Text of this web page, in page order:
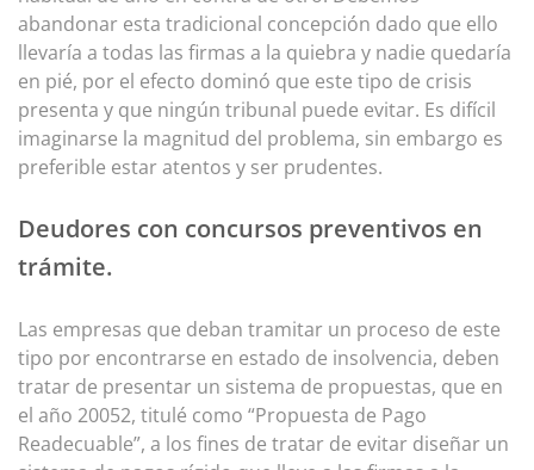
abandonar esta tradicional concepción dado que ello
llevaría a todas las firmas a la quiebra y nadie quedaría
en pié, por el efecto dominó que este tipo de crisis
presenta y que ningún tribunal puede evitar. Es difícil
imaginarse la magnitud del problema, sin embargo es
preferible estar atentos y ser prudentes.
Deudores con concursos preventivos en
trámite.
Las empresas que deban tramitar un proceso de este
tipo por encontrarse en estado de insolvencia, deben
tratar de presentar un sistema de propuestas, que en
el año 20052, titulé como “Propuesta de Pago
Readecuable”, a los fines de tratar de evitar diseñar un